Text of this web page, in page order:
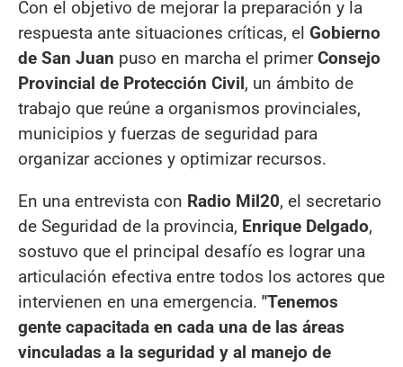
Con el objetivo de mejorar la preparación y la
respuesta ante situaciones críticas, el Gobierno
de San Juan puso en marcha el primerConsejo
Provincial de Protección Civil, un ámbito de
trabajo que reúne a organismos provinciales,
municipios y fuerzas de seguridad para
organizar acciones y optimizar recursos.
En una entrevista con Radio Mil20, el secretario
de Seguridad de la provincia, Enrique Delgado,
sostuvo que el principal desafío es lograr una
articulación efectiva entre todos los actores que
intervienen en una emergencia. "Tenemos
gente capacitada en cada una de las áreas
vinculadas a la seguridad y al manejo de